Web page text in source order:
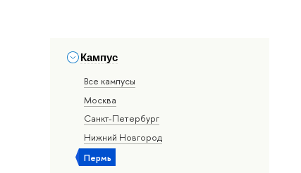
Кампус
Все кампусы
Москва
Санкт-Петербург
Нижний Новгород
Пермь